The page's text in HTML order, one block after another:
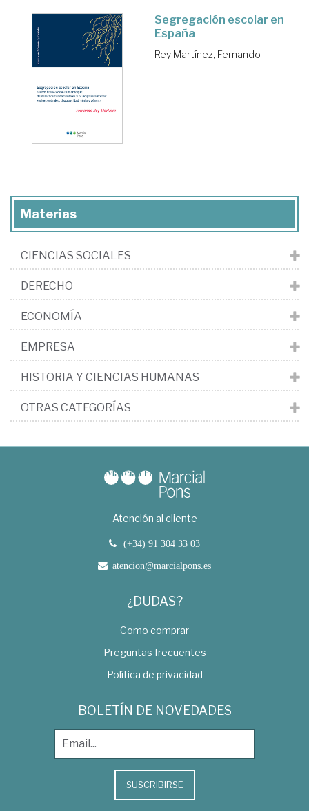
Segregación escolar en
España
Rey Martínez, Fernando
Materias
CIENCIAS SOCIALES
DERECHO
ECONOMÍA
EMPRESA
HISTORIA Y CIENCIAS HUMANAS
OTRAS CATEGORÍAS
Atención al cliente
(+34) 91 304 33 03
atencion@marcialpons.es
¿DUDAS?
Como comprar
Preguntas frecuentes
Política de privacidad
BOLETÍN DE NOVEDADES
SUSCRIBIRSE